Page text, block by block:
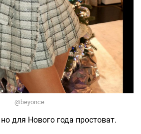
@beyonce
для Нового года простоват.